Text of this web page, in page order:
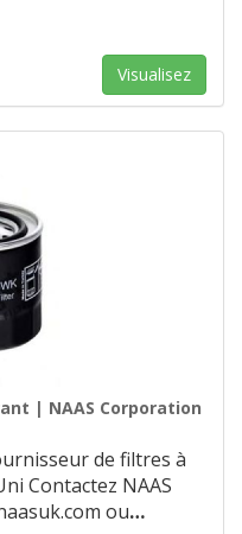
Visualisez
| NAAS Corporation
de filtres à
Contactez NAAS
ou…